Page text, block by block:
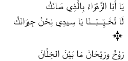
يَا أبَا الزَّهْرَاءْ بِالَّذِي صَانَكْ
لَا تُخَـيِّــبْــنَا يَا سِيدِي نِحْنُ جِيرَانَكْ
رَوْحٌ ورَيْحَانْ مَا بَيْنَ الخِلَّانْ